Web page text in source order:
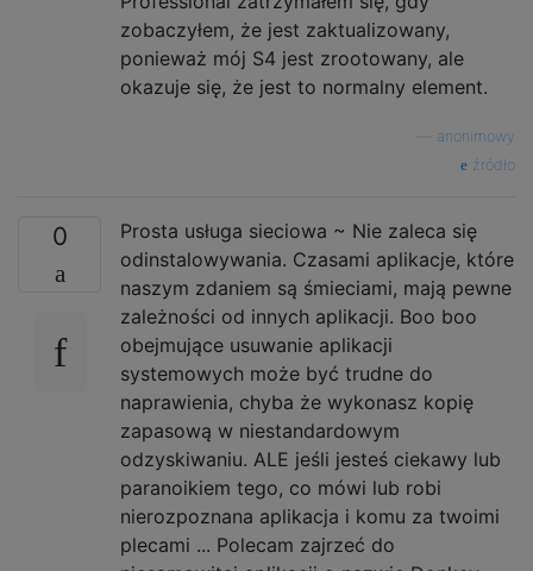
zobaczyłem, że jest zaktualizowany,
ponieważ mój S4 jest zrootowany, ale
okazuje się, że jest to normalny element.
anonimowy
źródło
0
Prosta usługa sieciowa ~ Nie zaleca się
odinstalowywania. Czasami aplikacje, które
naszym zdaniem są śmieciami, mają pewne
zależności od innych aplikacji. Boo boo
obejmujące usuwanie aplikacji
systemowych może być trudne do
naprawienia, chyba że wykonasz kopię
zapasową w niestandardowym
odzyskiwaniu. ALE jeśli jesteś ciekawy lub
paranoikiem tego, co mówi lub robi
nierozpoznana aplikacja i komu za twoimi
plecami ... Polecam zajrzeć do